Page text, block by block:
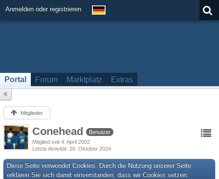
Anmelden oder registrieren
Portal Forum Marktplatz Extras
Mitglieder
Conehead
Benutzer
Mitglied seit 4. April 2002
Letzte Aktivität 26. Oktober 2024
Diese Seite verwendet Cookies. Durch die Nutzung unserer Seite
erklären Sie sich damit einverstanden, dass wir Cookies setzen.